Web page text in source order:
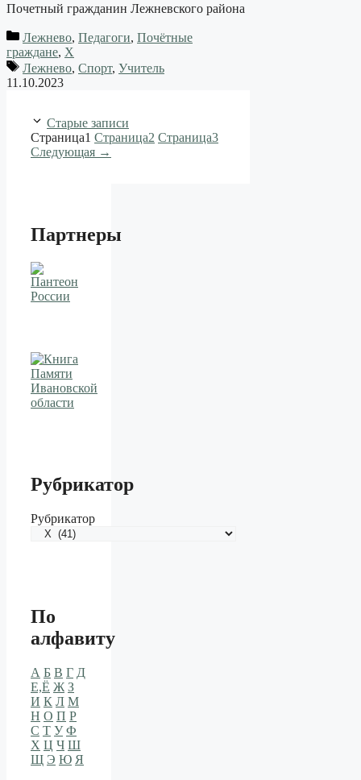
Почетный гражданин Лежневского района
Лежнево, Педагоги, Почётные
граждане, Х
Лежнево, Спорт, Учитель
11.10.2023
Старые записи
Страница1 Страница2 Страница3
Следующая →
Партнеры
Рубрикатор
Рубрикатор
По
алфавиту
А Б В Г Д
Е,Ё Ж З
И К Л М
Н О П Р
С Т У Ф
Х Ц Ч Ш
Щ Э Ю Я